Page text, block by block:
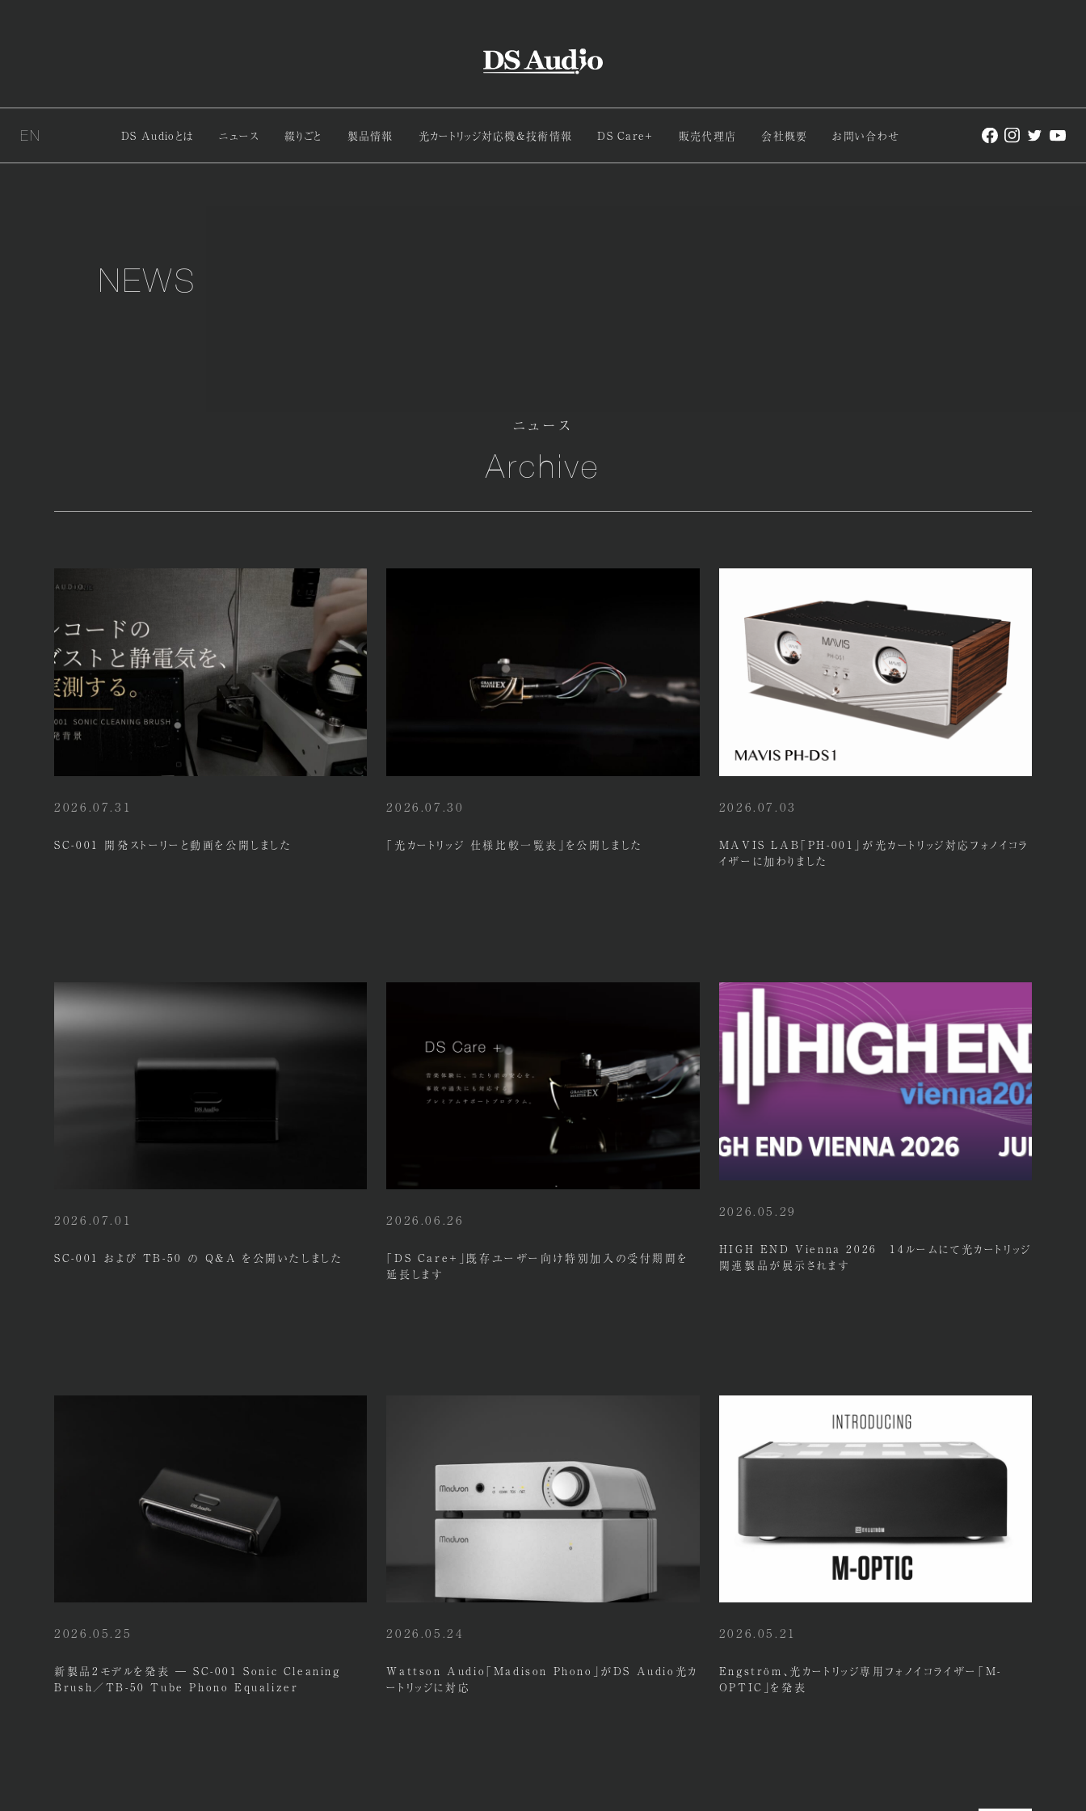
EN DS Audioとは ニュース 綴りごと 製品情報 光カートリッジ対応機&技術情報 DS Care+ 販売代理店 会社概要 お問い合わせ
NEWS
ニュース
Archive
2026.07.31
SC-001 開発ストーリーと動画を公開しました
2026.07.30
「光カートリッジ 仕様比較一覧表」を公開しました
2026.07.03
MAVIS LAB「PH-001」が光カートリッジ対応フォノイコラ
イザーに加わりました
2026.07.01
SC-001 および TB-50 の Q&A を公開いたしました
2026.06.26
「DS Care+」既存ユーザー向け特別加入の受付期間を
延長します
2026.05.29
HIGH END Vienna 2026 14ルームにて光カートリッジ
関連製品が展示されます
2026.05.25
新製品2モデルを発表 ― SC-001 Sonic Cleaning
Brush／TB-50 Tube Phono Equalizer
2026.05.24
Wattson Audio「Madison Phono」がDS Audio光カ
ートリッジに対応
2026.05.21
Engström、光カートリッジ専用フォノイコライザー「M-
OPTIC」を発表